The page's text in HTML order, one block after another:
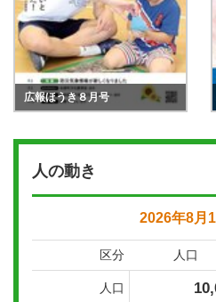
広報ほうき８月号
人の動き
2026年8月
区分 人口
人口